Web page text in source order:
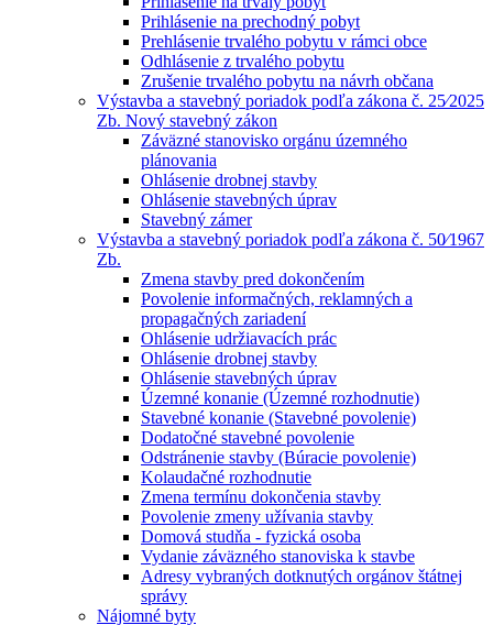
Prihlásenie na prechodný pobyt
Prehlásenie trvalého pobytu v rámci obce
Odhlásenie z trvalého pobytu
Zrušenie trvalého pobytu na návrh občana
Výstavba a stavebný poriadok podľa zákona č. 25⁄2025
Zb. Nový stavebný zákon
Záväzné stanovisko orgánu územného
plánovania
Ohlásenie drobnej stavby
Ohlásenie stavebných úprav
Stavebný zámer
Výstavba a stavebný poriadok podľa zákona č. 50⁄1967
Zb.
Zmena stavby pred dokončením
Povolenie informačných, reklamných a
propagačných zariadení
Ohlásenie udržiavacích prác
Ohlásenie drobnej stavby
Ohlásenie stavebných úprav
Územné konanie (Územné rozhodnutie)
Stavebné konanie (Stavebné povolenie)
Dodatočné stavebné povolenie
Odstránenie stavby (Búracie povolenie)
Kolaudačné rozhodnutie
Zmena termínu dokončenia stavby
Povolenie zmeny užívania stavby
Domová studňa - fyzická osoba
Vydanie záväzného stanoviska k stavbe
Adresy vybraných dotknutých orgánov štátnej
správy
Nájomné byty